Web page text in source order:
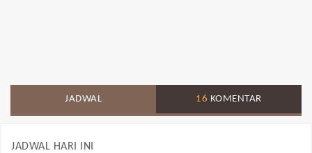
JADWAL 16 KOMENTAR
JADWAL HARI INI